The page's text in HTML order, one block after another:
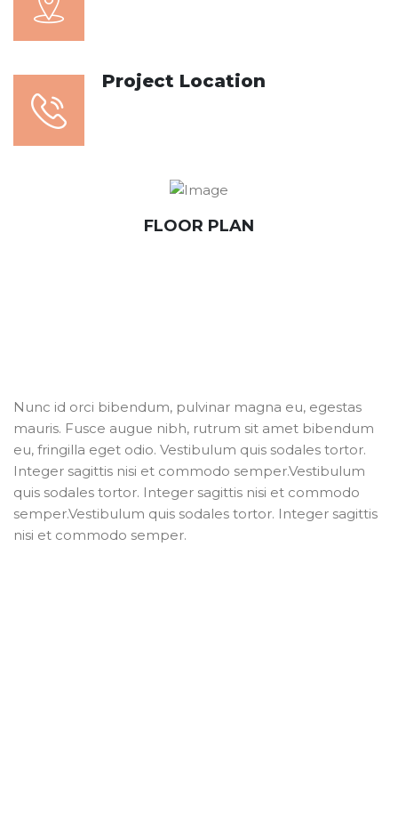
Project Location
FLOOR PLAN
Nunc id orci bibendum, pulvinar magna eu, egestas
mauris. Fusce augue nibh, rutrum sit amet bibendum
eu, fringilla eget odio. Vestibulum quis sodales tortor.
Integer sagittis nisi et commodo semper.Vestibulum
quis sodales tortor. Integer sagittis nisi et commodo
semper.Vestibulum quis sodales tortor. Integer sagittis
nisi et commodo semper.